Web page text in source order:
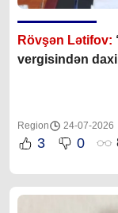
Rövşən Lətifov:
vergisindən
Region 24-07-2026
3 0